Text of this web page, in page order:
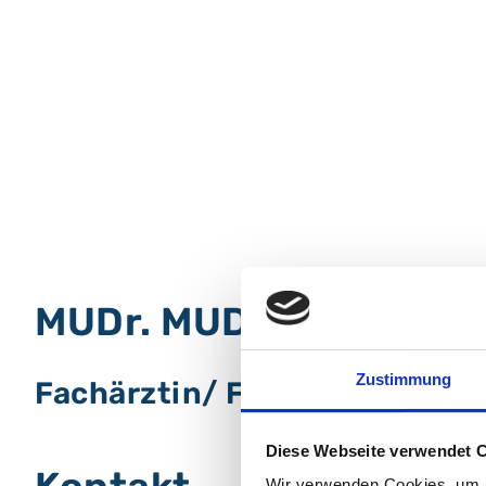
Zustimmung
Diese Webseite verwendet
MUDr. MUDr. Jan
Fachärztin/ Facharzt für